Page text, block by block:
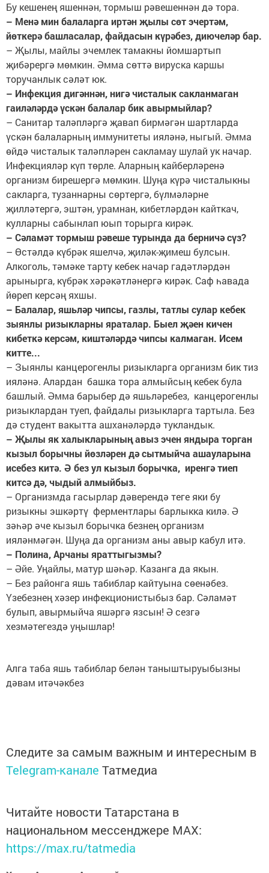
Бу кешенең яшеннән, тормыш рәвешеннән дә тора.
– Менә мин балаларга иртән җылы сөт эчертәм,
йөткерә башласалар, файдасын күрәбез, диючеләр бар.
– Җылы, майлы эчемлек тамакны йомшартып
җибәрергә мөмкин. Әмма сөттә вируска каршы
торучанлык сәләт юк.
– Инфекция дигәннән, нигә чисталык сакланмаган
гаиләләрдә үскән балалар бик авырмыйлар?
– Санитар таләпләргә җавап бирмәгән шартларда
үскән балаларның иммунитеты ияләнә, ныгый. Әмма
өйдә чисталык таләпләрен сакламау шулай ук начар.
Инфекцияләр күп төрле. Аларның кайберләренә
организм бирешергә мөмкин. Шуңа күрә чисталыкны
сакларга, тузаннарны сөртергә, бүлмәләрне
җилләтергә, эштән, урамнан, кибетләрдән кайткач,
кулларны сабынлап юып торырга кирәк.
– Сәламәт тормыш рәвеше турында да берничә сүз?
– Өстәлдә күбрәк яшелчә, җиләк-җимеш булсын.
Алкоголь, тәмәке тарту кебек начар гадәтләрдән
арынырга, күбрәк хәрәкәтләнергә кирәк. Саф һавада
йөреп керсәң яхшы.
– Балалар, яшьләр чипсы, газлы, татлы сулар кебек
зыянлы ризыкларны яраталар. Быел җәен кичен
кибеткә керсәм, киштәләрдә чипсы калмаган. Исем
китте...
– Зыянлы канцерогенлы ризыкларга организм бик тиз
ияләнә. Алардан башка тора алмыйсың кебек була
башлый. Әмма барыбер дә яшьләребез, канцерогенлы
ризыклардан туеп, файдалы ризыкларга тартыла. Без
дә студент вакытта ашханәләрдә тукландык.
– Җылы як халыкларының авыз эчен яндыра торган
кызыл борычны йөзләрен дә сытмыйча ашауларына
исебез китә. Ә без ул кызыл борычка, иренгә тиеп
китсә дә, чыдый алмыйбыз.
– Организмда гасырлар дәверендә теге яки бу
ризыкны эшкәртү ферментлары барлыкка килә. Ә
зәһәр әче кызыл борычка безнең организм
ияләнмәгән. Шуңа да организм аны авыр кабул итә.
– Полина, Арчаны яраттыгызмы?
– Әйе. Уңайлы, матур шәһәр. Казанга да якын.
– Без районга яшь табиблар кайтуына сөенәбез.
Үзебезнең хәзер инфекционистыбыз бар. Сәламәт
булып, авырмыйча яшәргә язсын! Ә сезгә
хезмәтегездә уңышлар!
Алга таба яшь табиблар белән таныштыруыбызны
дәвам итәчәкбез
Следите за самым важным и интересным в
Telegram-канале Татмедиа
Читайте новости Татарстана в
национальном мессенджере MАХ:
https://max.ru/tatmedia